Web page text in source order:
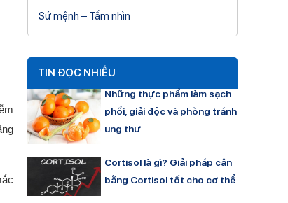
Sứ mệnh – Tầm nhìn
TIN ĐỌC NHIỀU
Những thực phẩm làm sạch
phổi, giải độc và phòng tránh
ung thư
Cortisol là gì? Giải pháp cân
bằng Cortisol tốt cho cơ thể